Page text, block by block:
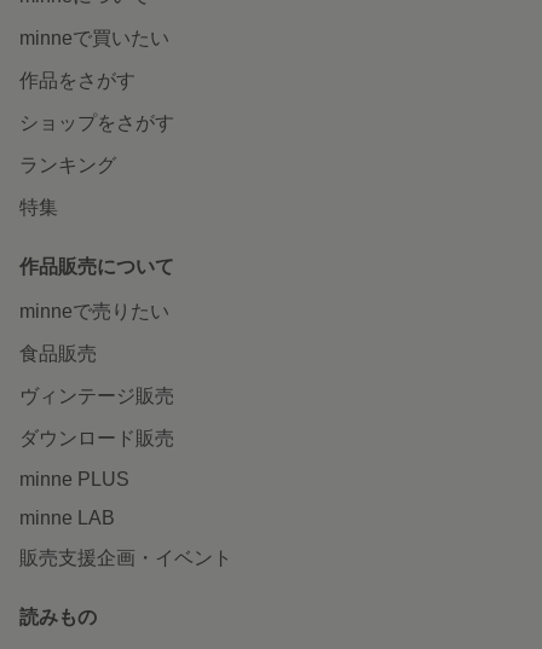
minneで買いたい
作品をさがす
ショップをさがす
ランキング
特集
作品販売について
minneで売りたい
食品販売
ヴィンテージ販売
ダウンロード販売
minne PLUS
minne LAB
販売支援企画・イベント
読みもの